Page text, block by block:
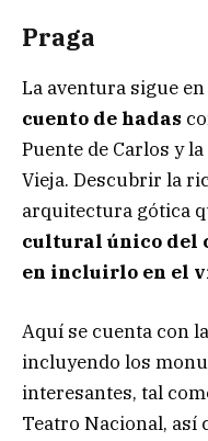
Praga
La aventura sigue en
cuento de hadas
Puente de Carlos y
Vieja. Descubrir la
arquitectura gótica
cultural único del
en incluirlo en el
Aquí se cuenta con
incluyendo los
interesantes, tal
Teatro Nacional,